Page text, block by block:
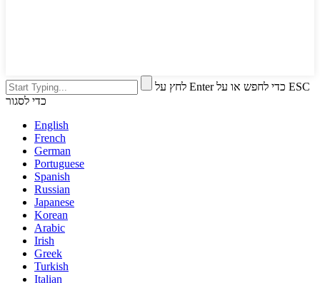
לחץ על Enter כדי לחפש או על ESC
כדי לסגור
English
French
German
Portuguese
Spanish
Russian
Japanese
Korean
Arabic
Irish
Greek
Turkish
Italian